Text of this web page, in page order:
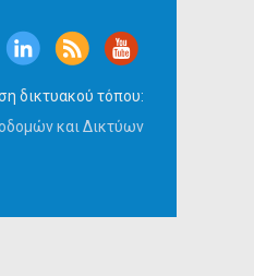
δικτυακού τόπου:
και Δικτύων